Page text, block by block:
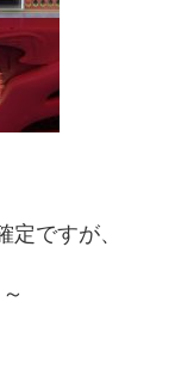
ですが、